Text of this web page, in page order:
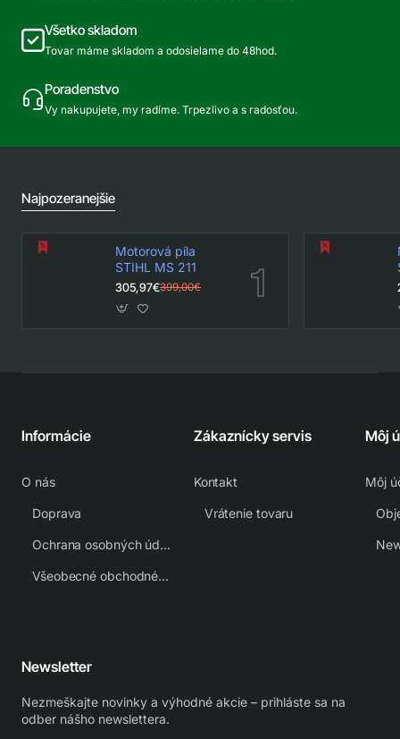
Všetko skladom
Tovar máme skladom a odosielame do 48hod.
Poradenstvo
Vy nakupujete, my radíme. Trpezlivo a s radosťou.
Najpozeranejšie
Motorová píla
STIHL MS 211
305,97€399,00€
Informácie
O nás
Doprava
Ochrana osobných údajov
Všeobecné obchodné podmienky
Zákaznícky servis
Kontakt
Vrátenie tovaru
Môj
Môj
Newsletter
Nezmeškajte novinky a výhodné akcie – prihláste sa na
odber nášho newslettera.